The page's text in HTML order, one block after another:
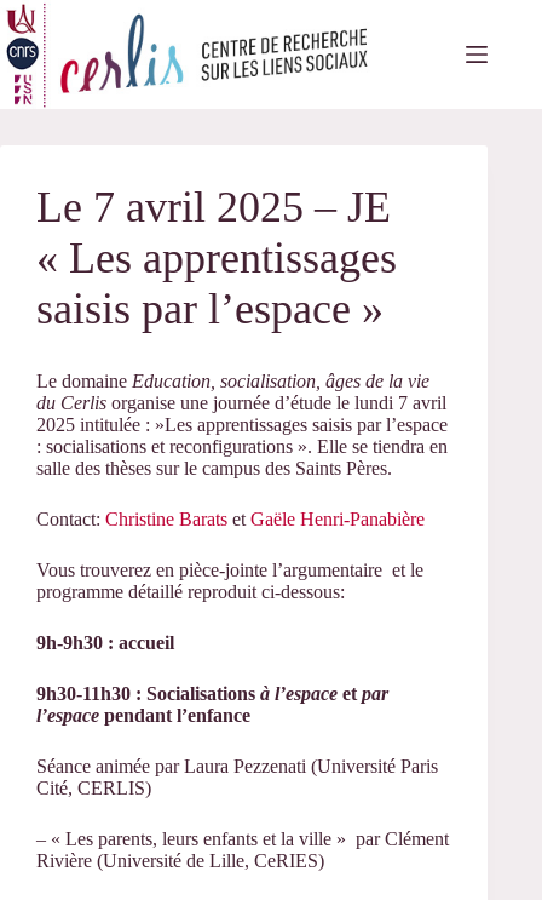
Passer
au
contenu
Le 7 avril 2025 – JE
« Les apprentissages
saisis par l’espace »
Le domaine Education, socialisation, âges de la vie
du Cerlis organise une journée d’étude le lundi 7 avril
2025 intitulée : »Les apprentissages saisis par l’espace
: socialisations et reconfigurations ». Elle se tiendra en
salle des thèses sur le campus des Saints Pères.
Contact: Christine Barats et Gaële Henri-Panabière
Vous trouverez en pièce-jointe l’argumentaire et le
programme détaillé reproduit ci-dessous:
9h-9h30 : accueil
9h30-11h30 : Socialisations à l’espace et par
l’espace pendant l’enfance
Séance animée par Laura Pezzenati (Université Paris
Cité, CERLIS)
– « Les parents, leurs enfants et la ville » par Clément
Rivière (Université de Lille, CeRIES)